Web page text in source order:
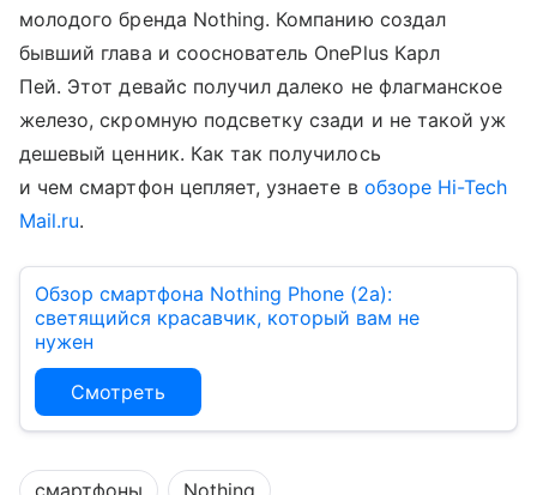
молодого бренда Nothing. Компанию создал
бывший глава и сооснователь OnePlus Карл
Пей. Этот девайс получил далеко не флагманское
железо, скромную подсветку сзади и не такой уж
дешевый ценник. Как так получилось
и чем смартфон цепляет, узнаете в обзоре Hi-Tech
Mail.ru.
Обзор смартфона Nothing Phone (2a):
светящийся красавчик, который вам не
нужен
Смотреть